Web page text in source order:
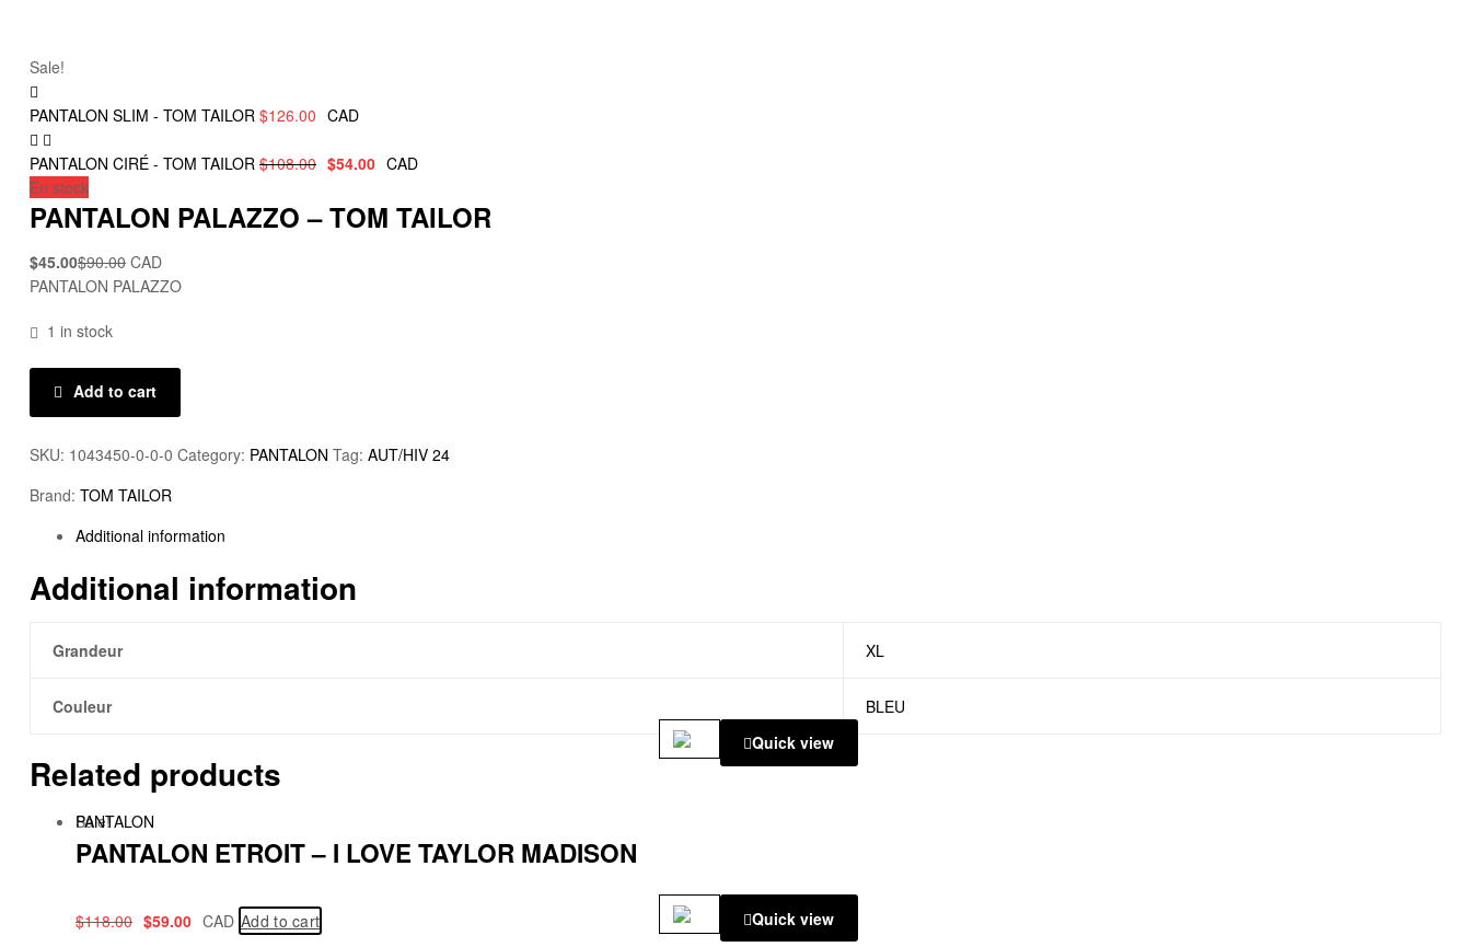
Sale!
PANTALON SLIM - TOM TAILOR $126.00 CAD
PANTALON CIRÉ - TOM TAILOR $108.00 $54.00 CAD
En stock
PANTALON PALAZZO – TOM TAILOR
$90.00
$45.00
CAD
PANTALON PALAZZO
1 in stock
Add to cart
SKU: 1043450-0-0-0 Category: PANTALON Tag: AUT/HIV 24
Brand: TOM TAILOR
Additional information
Additional information
Grandeur XL
Couleur BLEU
Related products
Sale!
Quick view
PANTALON
PANTALON ETROIT – I LOVE TAYLOR MADISON
$118.00 $59.00 CAD Add to cart Quick view